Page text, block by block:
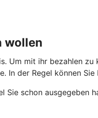
wollen
mit ihr bezahlen
In der Regel können
schon ausgegeben